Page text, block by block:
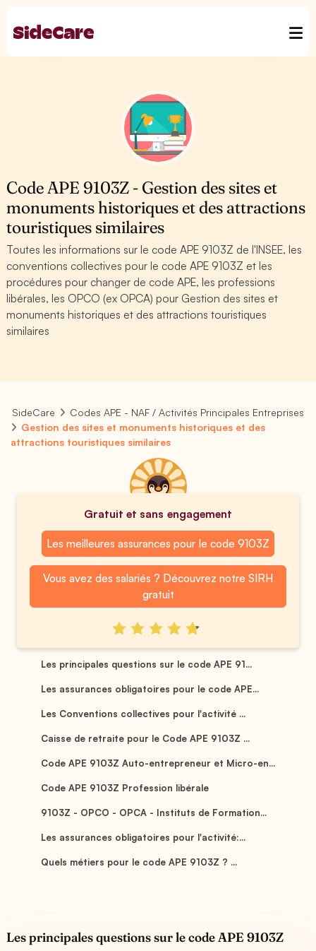
Code APE 9103Z - Gestion des sites et
monuments historiques et des attractions
touristiques similaires
Toutes les informations sur le code APE 9103Z de l'INSEE, les
conventions collectives pour le code APE 9103Z et les
procédures pour changer de code APE, les professions
libérales, les OPCO (ex OPCA) pour Gestion des sites et
monuments historiques et des attractions touristiques
similaires
SideCare
Codes APE - NAF / Activités Principales Entreprises
Gestion des sites et monuments historiques et des
attractions touristiques similaires
Gratuit et sans engagement
Les meilleures assurances pour le code 9103Z
Vous avez des salariés ? Découvrez notre SIRH
gratuit
Les principales questions sur le code APE 91...
Les assurances obligatoires pour le code APE...
Les Conventions collectives pour l'activité ...
Caisse de retraite pour le Code APE 9103Z ...
Code APE 9103Z Auto-entrepreneur et Micro-en...
Code APE 9103Z Profession libérale
9103Z - OPCO - OPCA - Instituts de Formation...
Les assurances obligatoires pour l'activité:...
Quels métiers pour le code APE 9103Z ? ...
Les principales questions sur le code APE 9103Z